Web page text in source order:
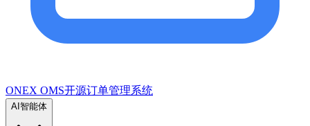
ONEX OMS开源订单管理系统
AI智能体